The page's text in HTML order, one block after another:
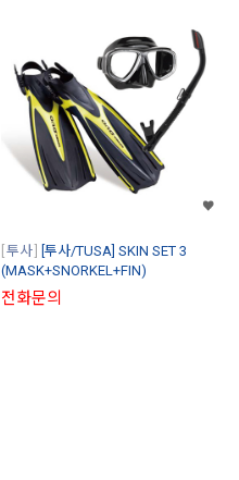
투사
[투사/TUSA] SKIN SET 3
(MASK+SNORKEL+FIN)
전화문의